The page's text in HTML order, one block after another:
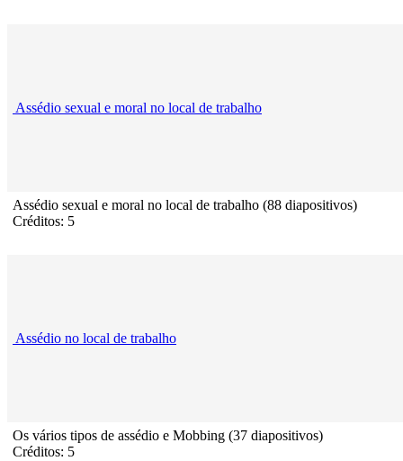
Assédio sexual e moral no local de trabalho
Assédio sexual e moral no local de trabalho (88 diapositivos)
Créditos: 5
Assédio no local de trabalho
Os vários tipos de assédio e Mobbing (37 diapositivos)
Créditos: 5